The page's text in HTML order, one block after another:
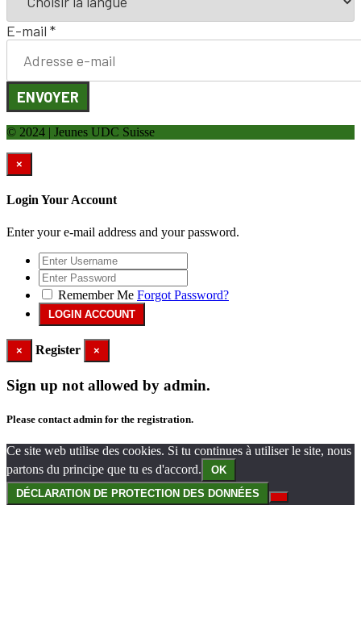
E-mail *
ENVOYER
© 2024 | Jeunes UDC Suisse
×
Login Your Account
Enter your e-mail address and your password.
Remember Me Forgot Password?
× Register ×
Sign up not allowed by admin.
Please contact admin for the registration.
Ce site web utilise des cookies. Si tu continues à utiliser le site, nous
partons du principe que tu es d'accord.
OK
DÉCLARATION DE PROTECTION DES DONNÉES